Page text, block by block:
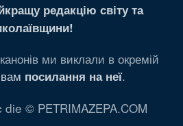
редакцію світу та
ми виклали в окремій
посилання на неї.
© PETRIMAZEPA.COM